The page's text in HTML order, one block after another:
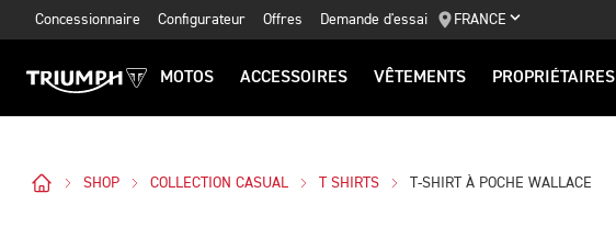
Concessionnaire Configurateur Offres Demande d'essai FRANCE
MOTOS ACCESSOIRES VÊTEMENTS PROPRIÉTAIRES
SHOP COLLECTION CASUAL T SHIRTS T-SHIRT À POCHE WALLACE